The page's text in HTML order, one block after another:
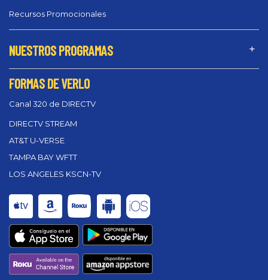
Recursos Promocionales
NUESTROS PROGRAMAS
FORMAS DE VERLO
Canal 320 de DIRECTV
DIRECTV STREAM
AT&T U-VERSE
TAMPA BAY WFTT
LOS ANGELES KSCN-TV